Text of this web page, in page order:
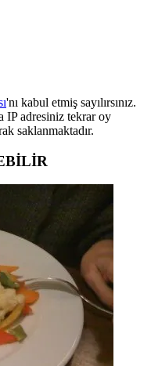
'nı kabul etmiş sayılırsınız.
IP adresiniz tekrar oy
saklanmaktadır.